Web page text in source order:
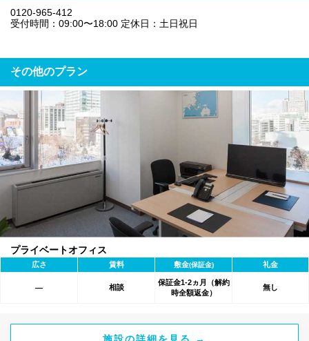
0120-965-412
受付時間：09:00〜18:00 定休日：土日祝日
その他のプラン
プライベートオフィス
広さ 賃料 敷金(保証金) 礼金
― 相談
保証金1-2ヵ月（解約
時全額返金）
無し